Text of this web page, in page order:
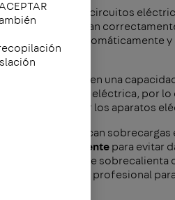
para proteger los circuitos
estado y funcionan
se activará automáticamente y
eléctricos tienen una
de energía eléctrica, por lo
no sobrecargar los aparatos
que se produzcan sobrecargas
rápidamentepara evitar
o máquina se sobrecalienta
llamar a un profesional